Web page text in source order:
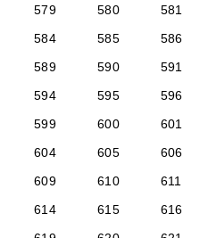
579
580 581
584
585 586
589
590 591
594
595 596
599
600 601
604
605 606
609
610 611
614
615 616